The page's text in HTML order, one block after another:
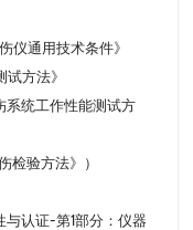
仪通用技术条件》
方法》
系统工作性能测试方
检验方法》）
与认证-第1部分：仪器